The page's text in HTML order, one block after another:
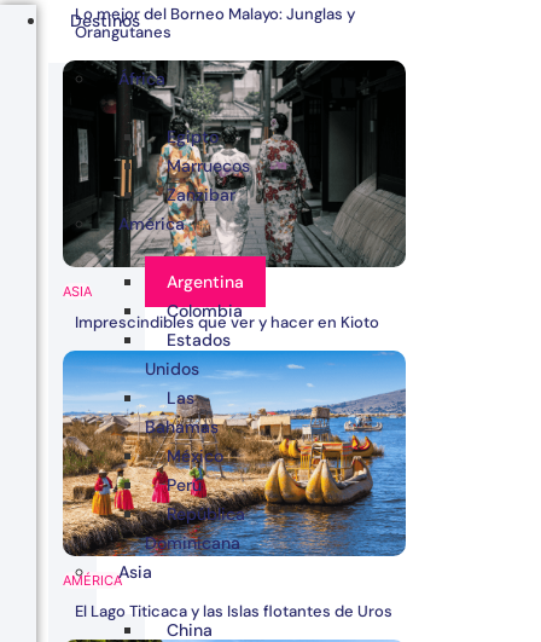
Lo mejor del Borneo Malayo: Junglas y
Orangutanes
ASIA
Imprescindibles que ver y hacer en Kioto
AMÉRICA
El Lago Titicaca y las Islas flotantes de Uros
Destinos
África
Egipto
Marruecos
Zanzibar
América
Argentina
Colombia
Estados
Unidos
Las
Bahamas
México
Perú
República
Dominicana
Asia
China